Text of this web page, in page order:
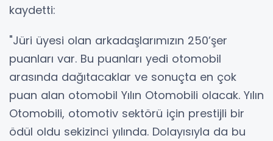
kaydetti:
"Jüri üyesi olan arkadaşlarımızın 250’şer
puanları var. Bu puanları yedi otomobil
arasında dağıtacaklar ve sonuçta en çok
puan alan otomobil Yılın Otomobili olacak. Yılın
Otomobili, otomotiv sektörü için prestijli bir
ödül oldu sekizinci yılında. Dolayısıyla da bu